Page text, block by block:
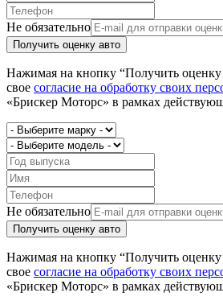
Не обязательно
Получить оценку авто
Нажимая на кнопку “Получить оценку
свое согласие на обработку своих
«Брискер Моторс» в рамках
Не обязательно
Получить оценку авто
Нажимая на кнопку “Получить оценку
свое согласие на обработку своих
«Брискер Моторс» в рамках